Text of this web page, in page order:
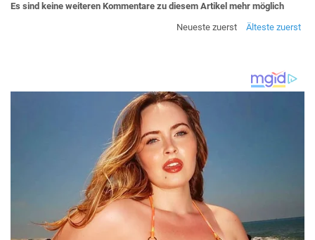
Es sind keine weiteren Kommentare zu diesem Artikel mehr möglich
Neueste zuerst
Älteste zuerst